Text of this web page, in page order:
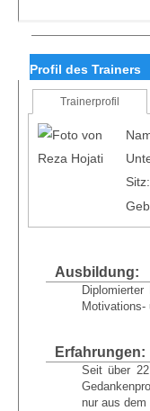
Profil des Trainers
Trainerprofil
Ausbildung:
Motivations-
Erfahrungen:
Seit über
nur aus